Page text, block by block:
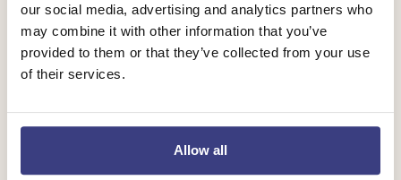
our social media, advertising and analytics partners who
may combine it with other information that you’ve
provided to them or that they’ve collected from your use
of their services.
Allow all
stages zoeken die optimaal aansluiten bij wat jij wilt
leren.
Staat de stage die je zoekt hier niet tussen? Neem ook
dan contact op met Diakademie. In overleg is er veel
mogelijk!